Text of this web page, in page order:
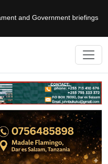
and Government briefings